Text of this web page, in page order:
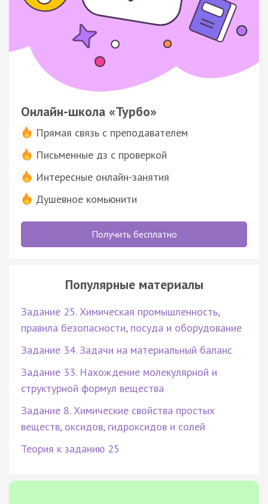
Онлайн-школа «Турбо»
Прямая связь с преподавателем
Письменные дз с проверкой
Интересные онлайн-занятия
Душевное комьюнити
Получить бесплатно
Популярные материалы
Задание 25. Химическая промышленность,
правила безопасности, посуда и оборудование
Задание 34. Задачи на материальный баланс
Задание 33. Нахождение молекулярной и
структурной формул вещества
Задание 8. Химические свойства простых
веществ, оксидов, гидроксидов и солей
Теория к заданию 25